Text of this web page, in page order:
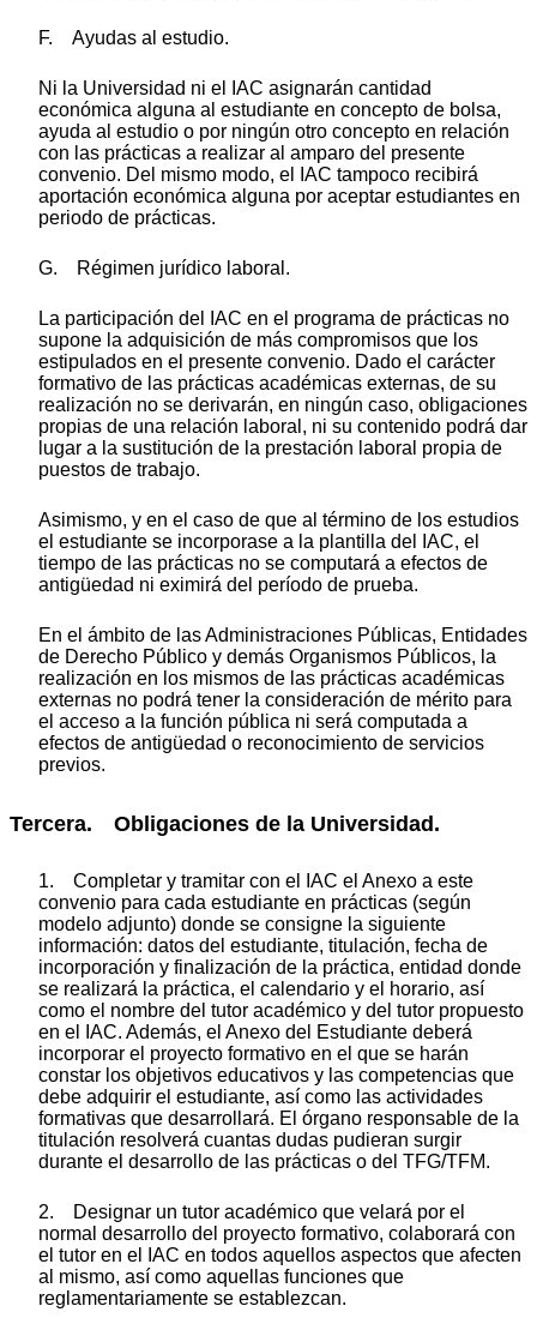
F. Ayudas al estudio.
Ni la Universidad ni el IAC asignarán cantidad
económica alguna al estudiante en concepto de bolsa,
ayuda al estudio o por ningún otro concepto en relación
con las prácticas a realizar al amparo del presente
convenio. Del mismo modo, el IAC tampoco recibirá
aportación económica alguna por aceptar estudiantes en
periodo de prácticas.
G. Régimen jurídico laboral.
La participación del IAC en el programa de prácticas no
supone la adquisición de más compromisos que los
estipulados en el presente convenio. Dado el carácter
formativo de las prácticas académicas externas, de su
realización no se derivarán, en ningún caso, obligaciones
propias de una relación laboral, ni su contenido podrá dar
lugar a la sustitución de la prestación laboral propia de
puestos de trabajo.
Asimismo, y en el caso de que al término de los estudios
el estudiante se incorporase a la plantilla del IAC, el
tiempo de las prácticas no se computará a efectos de
antigüedad ni eximirá del período de prueba.
En el ámbito de las Administraciones Públicas, Entidades
de Derecho Público y demás Organismos Públicos, la
realización en los mismos de las prácticas académicas
externas no podrá tener la consideración de mérito para
el acceso a la función pública ni será computada a
efectos de antigüedad o reconocimiento de servicios
previos.
Tercera. Obligaciones de la Universidad.
1. Completar y tramitar con el IAC el Anexo a este
convenio para cada estudiante en prácticas (según
modelo adjunto) donde se consigne la siguiente
información: datos del estudiante, titulación, fecha de
incorporación y finalización de la práctica, entidad donde
se realizará la práctica, el calendario y el horario, así
como el nombre del tutor académico y del tutor propuesto
en el IAC. Además, el Anexo del Estudiante deberá
incorporar el proyecto formativo en el que se harán
constar los objetivos educativos y las competencias que
debe adquirir el estudiante, así como las actividades
formativas que desarrollará. El órgano responsable de la
titulación resolverá cuantas dudas pudieran surgir
durante el desarrollo de las prácticas o del TFG/TFM.
2. Designar un tutor académico que velará por el
normal desarrollo del proyecto formativo, colaborará con
el tutor en el IAC en todos aquellos aspectos que afecten
al mismo, así como aquellas funciones que
reglamentariamente se establezcan.